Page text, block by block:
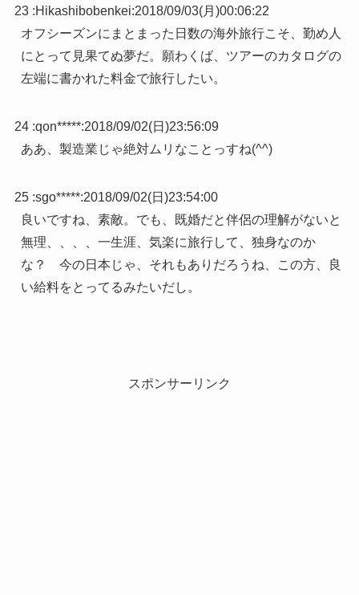
23 :Hikashibobenkei:2018/09/03(月)00:06:22
オフシーズンにまとまった日数の海外旅行こそ、勤め人
にとって見果てぬ夢だ。願わくば、ツアーのカタログの
左端に書かれた料金で旅行したい。
24 :qon*****:2018/09/02(日)23:56:09
ああ、製造業じゃ絶対ムリなことっすね(^^)
25 :sgo*****:2018/09/02(日)23:54:00
良いですね、素敵。でも、既婚だと伴侶の理解がないと
無理、、、、一生涯、気楽に旅行して、独身なのか
な？ 今の日本じゃ、それもありだろうね、この方、良
い給料をとってるみたいだし。
スポンサーリンク